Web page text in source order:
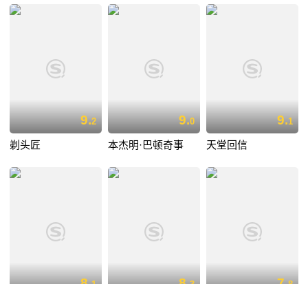
9.2
剃头匠
9.0
本杰明·巴顿奇事
9.1
天堂回信